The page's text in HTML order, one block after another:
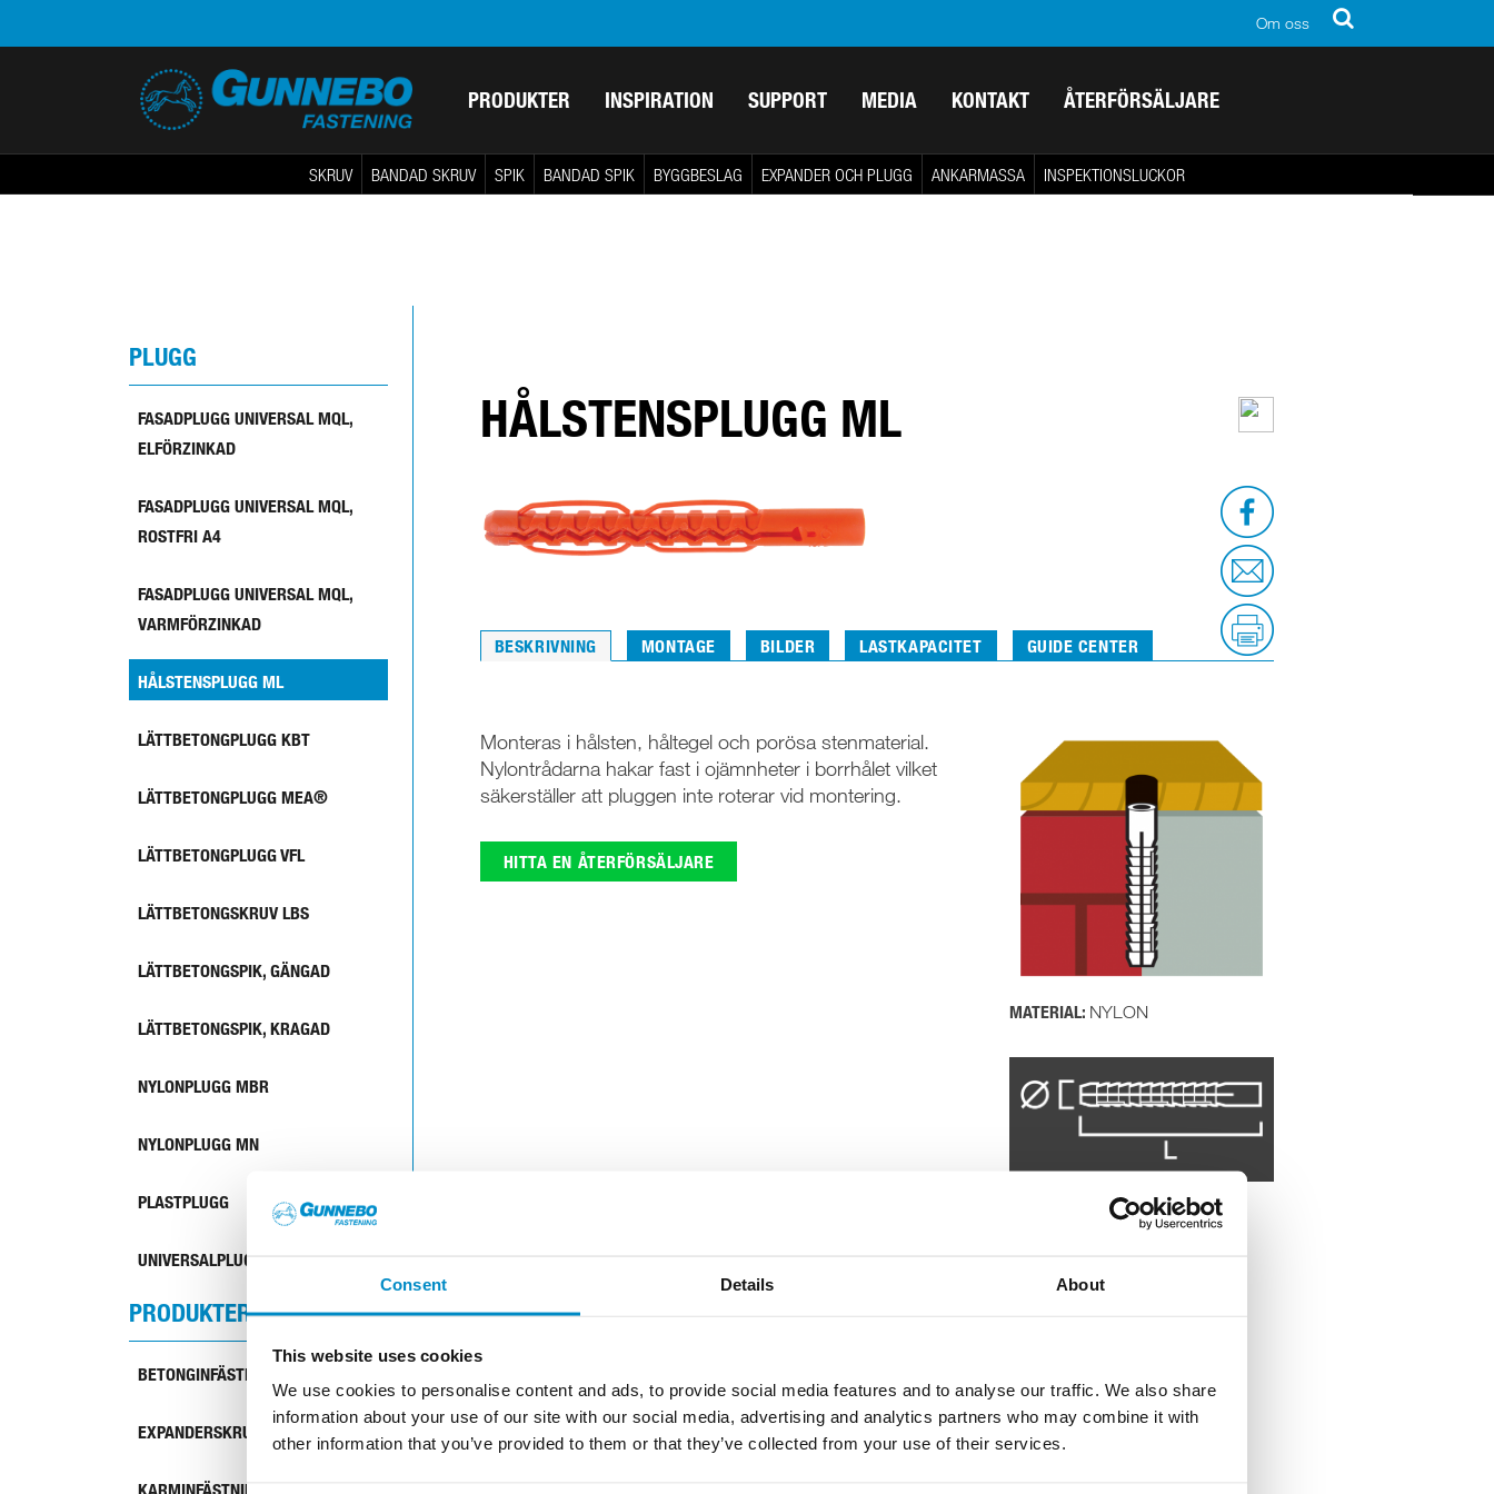
Consent Details About
This website uses cookies
We use cookies to personalise content and ads, to provide social media features and to analyse our traffic. We also share
information about your use of our site with our social media, advertising and analytics partners who may combine it with
other information that you’ve provided to them or that they’ve collected from your use of their services.
Om oss
PRODUKTER INSPIRATION SUPPORT MEDIA KONTAKT ÅTERFÖRSÄLJARE
SKRUV BANDAD SKRUV SPIK BANDAD SPIK BYGGBESLAG EXPANDER OCH PLUGG ANKARMASSA INSPEKTIONSLUCKOR
PLUGG
FASADPLUGG UNIVERSAL MQL,
ELFÖRZINKAD
FASADPLUGG UNIVERSAL MQL,
ROSTFRI A4
FASADPLUGG UNIVERSAL MQL,
VARMFÖRZINKAD
HÅLSTENSPLUGG ML
LÄTTBETONGPLUGG KBT
LÄTTBETONGPLUGG MEA®
LÄTTBETONGPLUGG VFL
LÄTTBETONGSKRUV LBS
LÄTTBETONGSPIK, GÄNGAD
LÄTTBETONGSPIK, KRAGAD
NYLONPLUGG MBR
NYLONPLUGG MN
PLASTPLUGG
UNIVERSALPLUGG MQ
PRODUKTER
BETONGINFÄSTNING
EXPANDERSKRUV
KARMINFÄSTNING
HÅLSTENSPLUGG ML
Klicka för att läsa mer.
Beskrivning
BESKRIVNING MONTAGE BILDER LASTKAPACITET GUIDE CENTER
Monteras i hålsten, håltegel och porösa stenmaterial.
Nylontrådarna hakar fast i ojämnheter i borrhålet vilket
säkerställer att pluggen inte roterar vid montering.
HITTA EN ÅTERFÖRSÄLJARE
MATERIAL: NYLON